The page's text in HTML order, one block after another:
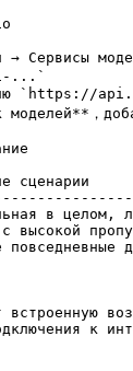
Сервисы
...`
`https://
моделей**，
в целом,
встроенную
к